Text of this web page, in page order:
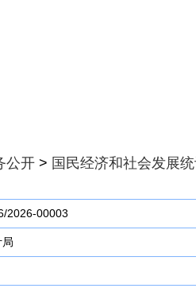
公开 > 国民经济和社会发展
2026-00003